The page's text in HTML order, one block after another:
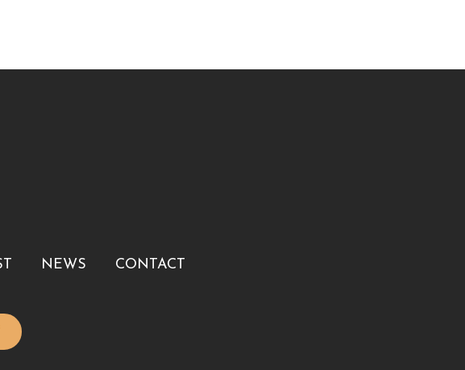
NEWS CONTACT